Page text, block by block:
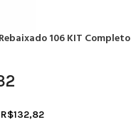
106 KIT Completo
R$132,82